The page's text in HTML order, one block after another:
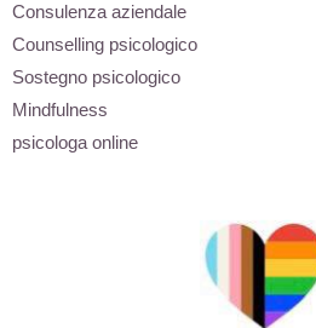
Consulenza aziendale
Counselling psicologico
Sostegno psicologico
Mindfulness
psicologa online